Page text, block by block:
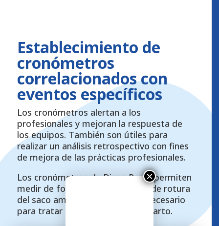
Establecimiento de
cronómetros
correlacionados con
eventos específicos
Los cronómetros alertan a los
profesionales y mejoran la respuesta de
los equipos. También son útiles para
realizar un análisis retrospectivo con fines
de mejora de las prácticas profesionales.
Los cronómetros de Diane Parto permiten
medir de forma fiable el tiempo de rotura
del saco amniótico o el tiempo necesario
para tratar una hemorragia posparto.
×